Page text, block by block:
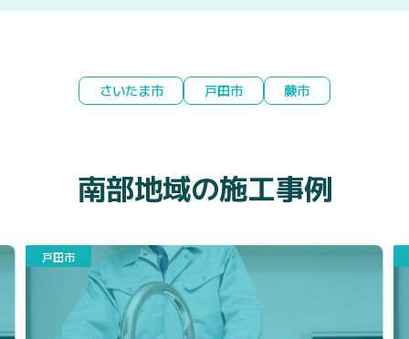
さいたま市 戸田市 蕨市
南部地域の施工事例
川口市